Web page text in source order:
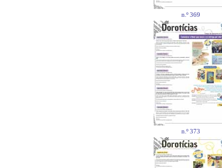
n.º 369
n.º 373